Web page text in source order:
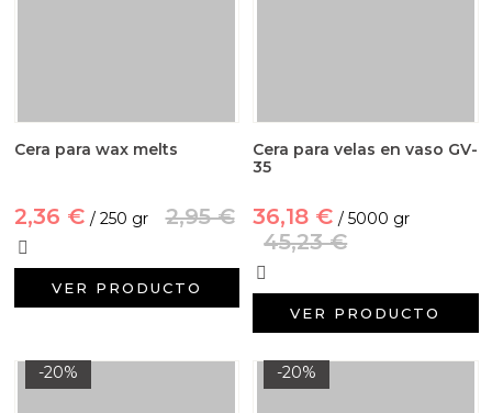
Cera para wax melts
2,36 € / 250 gr 2,95 €
VER PRODUCTO
Cera para velas en vaso GV-
35
36,18 € / 5000 gr
45,23 €
VER PRODUCTO
-20% -20%